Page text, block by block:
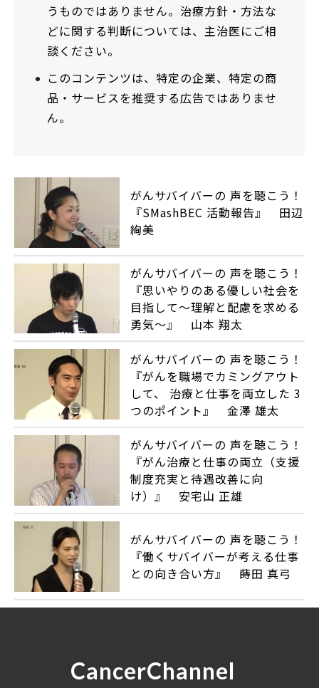
うものではありません。治療方針・方法な
どに関する判断については、主治医にご相
談ください。
このコンテンツは、特定の企業、特定の商
品・サービスを推奨する広告ではありませ
ん。
がんサバイバーの 声を聴こう！
『SMashBEC 活動報告』 田辺
絢美
がんサバイバーの 声を聴こう！
『思いやりのある優しい社会を
目指して～理解と配慮を求める
勇気～』 山本 翔太
がんサバイバーの 声を聴こう！
『がんを職場でカミングアウト
して、 治療と仕事を両立した 3
つのポイント』 金澤 雄太
がんサバイバーの 声を聴こう！
『がん治療と仕事の両立（支援
制度充実と待遇改善に向
け）』 安宅山 正雄
がんサバイバーの 声を聴こう！
『働くサバイバーが考える仕事
との向き合い方』 蒔田 真弓
CancerChannel